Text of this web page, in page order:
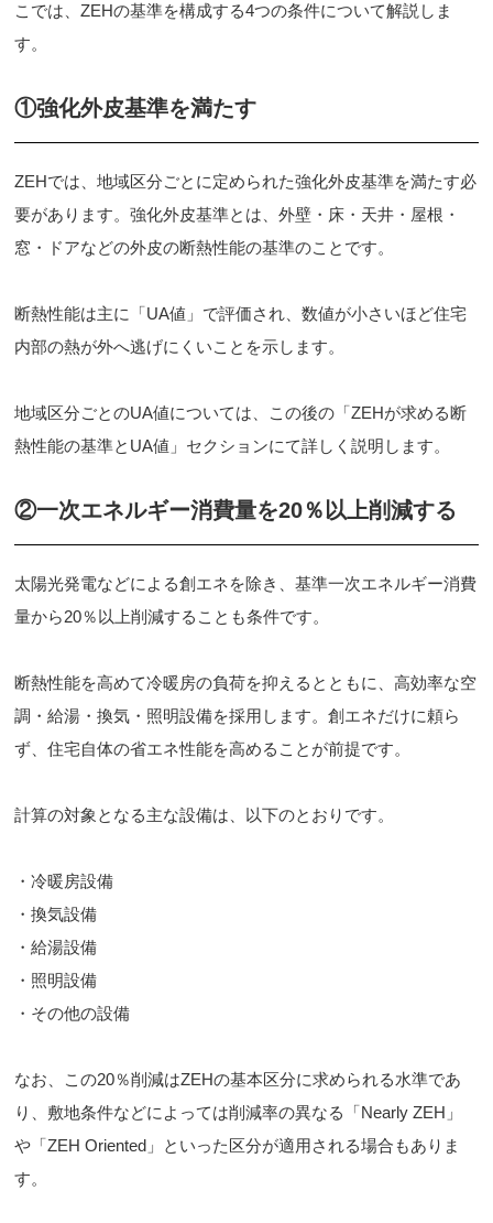
こでは、ZEHの基準を構成する4つの条件について解説しま
す。
①強化外皮基準を満たす
ZEHでは、地域区分ごとに定められた強化外皮基準を満たす必
要があります。強化外皮基準とは、外壁・床・天井・屋根・
窓・ドアなどの外皮の断熱性能の基準のことです。
断熱性能は主に「UA値」で評価され、数値が小さいほど住宅
内部の熱が外へ逃げにくいことを示します。
地域区分ごとのUA値については、この後の「ZEHが求める断
熱性能の基準とUA値」セクションにて詳しく説明します。
②一次エネルギー消費量を20％以上削減する
太陽光発電などによる創エネを除き、基準一次エネルギー消費
量から20％以上削減することも条件です。
断熱性能を高めて冷暖房の負荷を抑えるとともに、高効率な空
調・給湯・換気・照明設備を採用します。創エネだけに頼ら
ず、住宅自体の省エネ性能を高めることが前提です。
計算の対象となる主な設備は、以下のとおりです。
・冷暖房設備
・換気設備
・給湯設備
・照明設備
・その他の設備
なお、この20％削減はZEHの基本区分に求められる水準であ
り、敷地条件などによっては削減率の異なる「Nearly ZEH」
や「ZEH Oriented」といった区分が適用される場合もありま
す。